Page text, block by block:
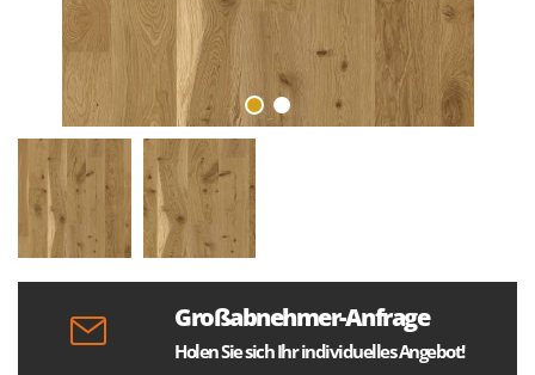
Großabnehmer-Anfrage
Holen Sie sich Ihr individuelles Angebot!